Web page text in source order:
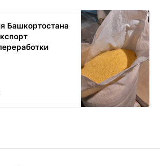
Башкортостана